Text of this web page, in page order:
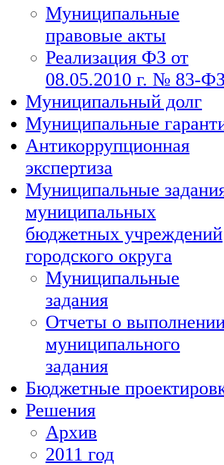
Муниципальные
правовые акты
Реализация ФЗ от
08.05.2010 г. № 83-
Муниципальный долг
Муниципальные
Антикоррупционная
экспертиза
Муниципальные
муниципальных
бюджетных учреждений
городского округа
Муниципальные
задания
Отчеты о
муниципального
задания
Бюджетные
Решения
Архив
2011 год